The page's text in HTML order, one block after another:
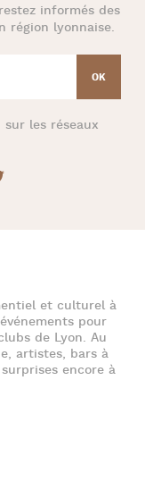
informés des
région lyonnaise.
sur les réseaux
et culturel à
pour
de Lyon. Au
artistes, bars à
encore à